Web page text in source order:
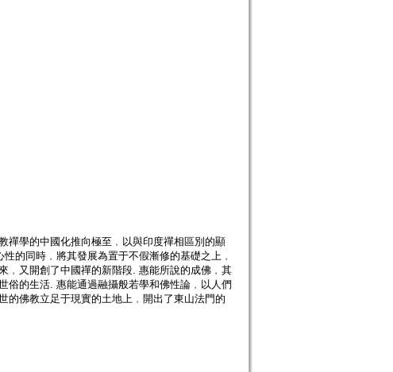
禪學的中國化推向極至﹐以與印度禪相區別的顯
的同時﹐將其發展為置于不假漸修的基礎之上﹐
﹐又開創了中國禪的新階段. 惠能所說的成佛﹐其
俗的生活. 惠能通過融攝般若學和佛性論﹐以人們
的佛教立足于現實的土地上﹐開出了東山法門的